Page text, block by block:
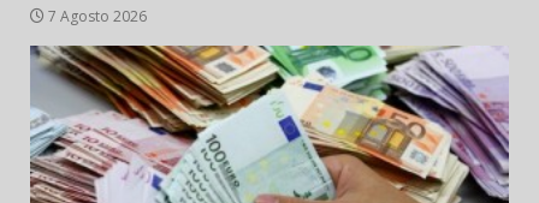
7 Agosto 2026